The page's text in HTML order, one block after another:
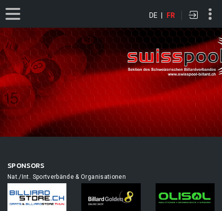
DE | FR
SPONSORS
Nat./Int. Sportverbände & Organisationen